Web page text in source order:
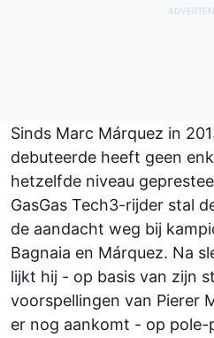
Sinds Marc Márquez in
debuteerde heeft geen
hetzelfde niveau
GasGas Tech3-rijder stal
de aandacht weg bij
Bagnaia en Márquez. Na
lijkt hij - op basis van zijn
voorspellingen van Pierer
er nog aankomt - op